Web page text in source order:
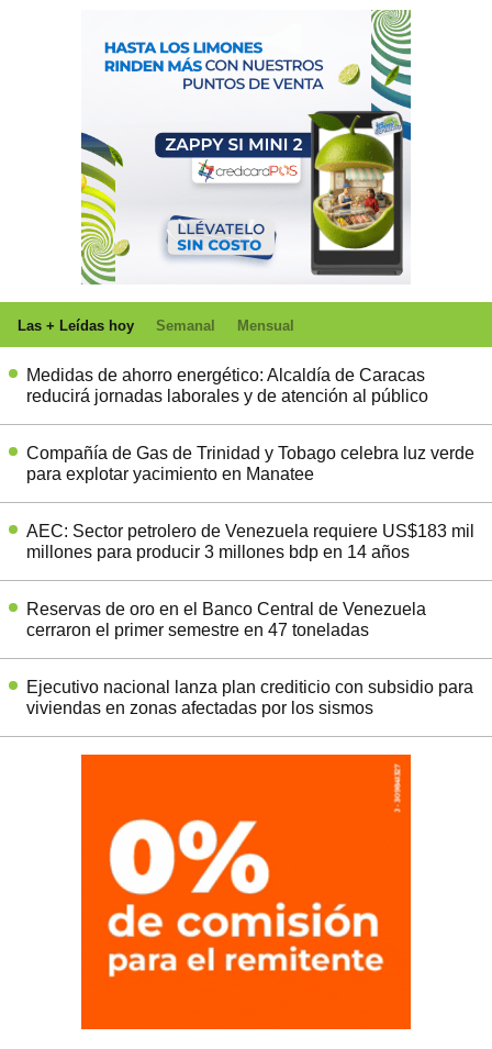
Las + Leídas hoy Semanal Mensual
Medidas de ahorro energético: Alcaldía de Caracas
reducirá jornadas laborales y de atención al público
Compañía de Gas de Trinidad y Tobago celebra luz verde
para explotar yacimiento en Manatee
AEC: Sector petrolero de Venezuela requiere US$183 mil
millones para producir 3 millones bdp en 14 años
Reservas de oro en el Banco Central de Venezuela
cerraron el primer semestre en 47 toneladas
Ejecutivo nacional lanza plan crediticio con subsidio para
viviendas en zonas afectadas por los sismos